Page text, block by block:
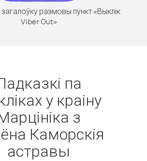
размовы пункт «Выклік
Viber Out»
па
у краіну
з
Каморскія
астравы